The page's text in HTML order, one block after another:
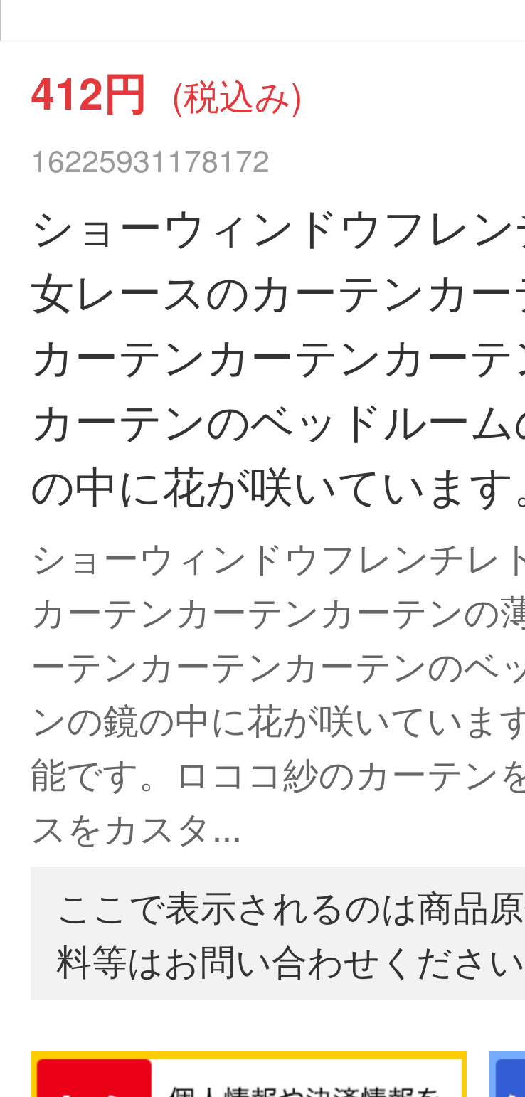
412円 (税込み)
16225931178172
ショーウィンドウフレ
女レースのカーテンカ
カーテンカーテンカー
カーテンのベッドルー
の中に花が咲いています
ショーウィンドウフレンチレ
カーテンカーテンカーテンの
ーテンカーテンカーテンのベ
ンの鏡の中に花が咲いていま
能です。ロココ紗のカーテン
スをカスタ...
ここで表示されるのは商品
料等はお問い合わせください